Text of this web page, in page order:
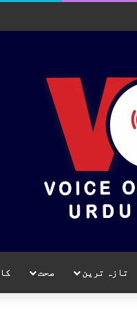
تازہ ترین صحت